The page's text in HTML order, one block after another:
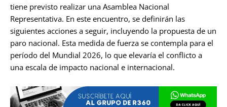
tiene previsto realizar una Asamblea Nacional
Representativa. En este encuentro, se definirán las
siguientes acciones a seguir, incluyendo la propuesta de un
paro nacional. Esta medida de fuerza se contempla para el
período del Mundial 2026, lo que elevaría el conflicto a
una escala de impacto nacional e internacional.